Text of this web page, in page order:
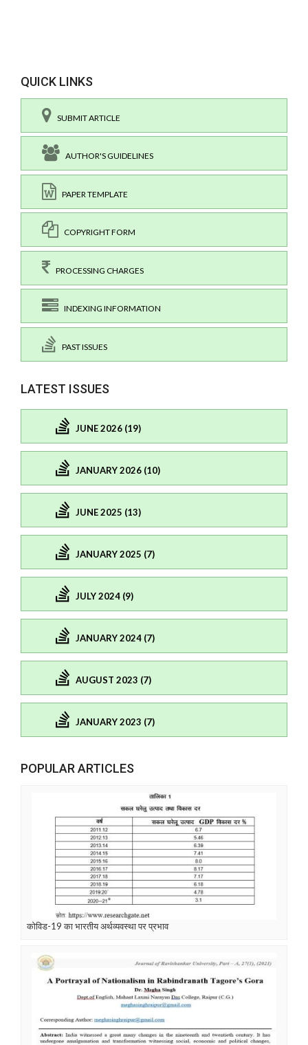
QUICK LINKS
SUBMIT ARTICLE
AUTHOR'S GUIDELINES
PAPER TEMPLATE
COPYRIGHT FORM
PROCESSING CHARGES
INDEXING INFORMATION
PAST ISSUES
LATEST ISSUES
JUNE 2026 (19)
JANUARY 2026 (10)
JUNE 2025 (13)
JANUARY 2025 (7)
JULY 2024 (9)
JANUARY 2024 (7)
AUGUST 2023 (7)
JANUARY 2023 (7)
POPULAR ARTICLES
कोविड-19 का भारतीय अर्थव्यवस्था पर प्रभाव